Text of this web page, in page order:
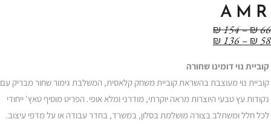
AMR
₪66
–
₪154 טווח
עד
₪58
–
₪136
עד
קוביית נוי דומינו שחורה
קוביית נוי מעוצבת בהשראת קוביית משחק קלאסית, המשלבת גימור שחור מבריק עם
נקודות עץ טבעי היוצרות מראה יוקרתי, מודרני ומלא אופי. הפריט מוסיף טאץ' ייחודי
לכל חלל ומשתלב בצורה מושלמת בסלון, במשרד, בחדר עבודה או על מדפי עיצוב.